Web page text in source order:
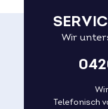
Wir
Telefonisch